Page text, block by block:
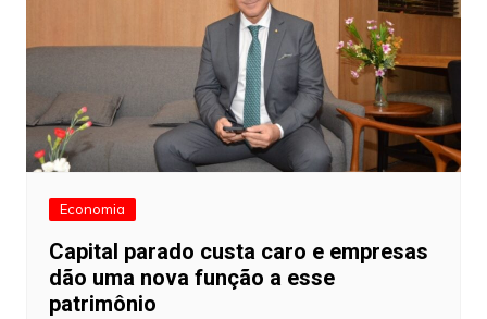
Economia
Capital parado custa caro e empresas
dão uma nova função a esse
patrimônio